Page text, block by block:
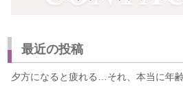
最近の投稿
夕方になると疲れる…それ、本当に年